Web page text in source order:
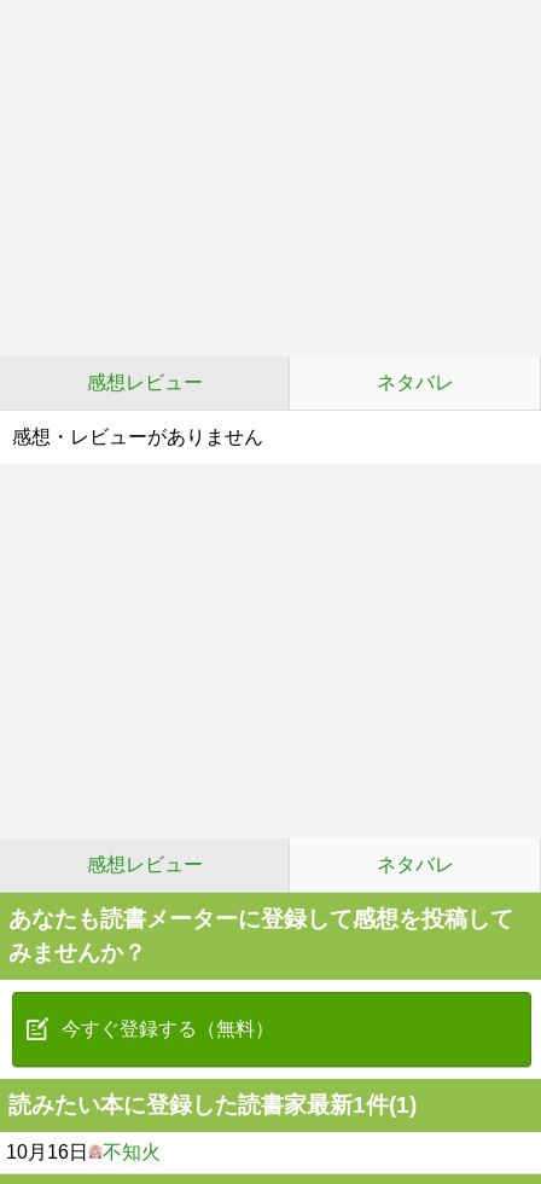
感想レビュー ネタバレ
感想・レビューがありません
感想レビュー ネタバレ
あなたも読書メーターに登録して感想を投稿して
みませんか？
今すぐ登録する（無料）
読みたい本に登録した読書家最新1件(1)
10月16日 不知火